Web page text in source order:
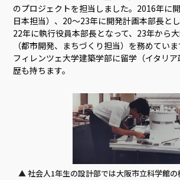
のプロジェクトを担当しました。2016年に
日本担当）、20～23年に開発計画本部長と
22年に執行役員本部長となって、23年から
（都市開発、まちづくり担当）を務めてい
フィレンツェ大学建築学部に留学（イタリ
歴も持ちます。
▲ 社会人1年生の設計部では大阪市立科学館の